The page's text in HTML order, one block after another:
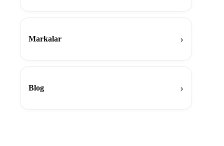
Markalar
Blog